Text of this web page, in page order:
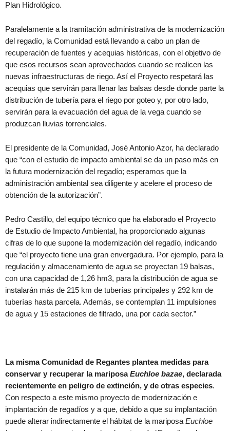
Plan Hidrológico.
Paralelamente a la tramitación administrativa de la modernización
del regadío, la Comunidad está llevando a cabo un plan de
recuperación de fuentes y acequias históricas, con el objetivo de
que esos recursos sean aprovechados cuando se realicen las
nuevas infraestructuras de riego. Así el Proyecto respetará las
acequias que servirán para llenar las balsas desde donde parte la
distribución de tubería para el riego por goteo y, por otro lado,
servirán para la evacuación del agua de la vega cuando se
produzcan lluvias torrenciales.
El presidente de la Comunidad, José Antonio Azor, ha declarado
que “con el estudio de impacto ambiental se da un paso más en
la futura modernización del regadío; esperamos que la
administración ambiental sea diligente y acelere el proceso de
obtención de la autorización”.
Pedro Castillo, del equipo técnico que ha elaborado el Proyecto
de Estudio de Impacto Ambiental, ha proporcionado algunas
cifras de lo que supone la modernización del regadío, indicando
que “el proyecto tiene una gran envergadura. Por ejemplo, para la
regulación y almacenamiento de agua se proyectan 19 balsas,
con una capacidad de 1,26 hm3, para la distribución de agua se
instalarán más de 215 km de tuberías principales y 292 km de
tuberías hasta parcela. Además, se contemplan 11 impulsiones
de agua y 15 estaciones de filtrado, una por cada sector.”
La misma Comunidad de Regantes plantea medidas para
conservar y recuperar la mariposaEuchloe bazae, declarada
recientemente en peligro de extinción, y de otras especies.
Con respecto a este mismo proyecto de modernización e
implantación de regadíos y a que, debido a que su implantación
puede alterar indirectamente el hábitat de la mariposa Euchloe